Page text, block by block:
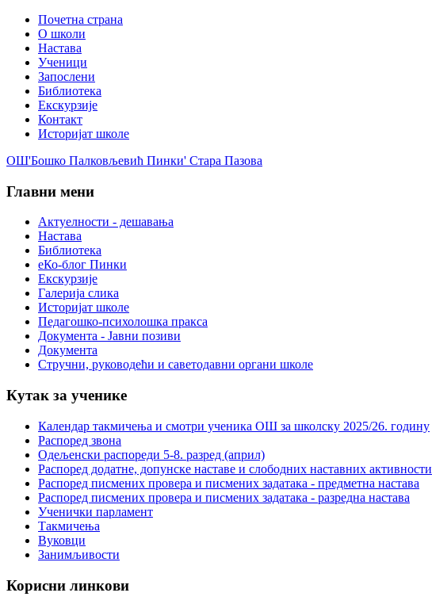
Почетна страна
О школи
Настава
Ученици
Запослени
Библиотека
Екскурзије
Контакт
Историјат школе
ОШ'Бошко Палковљевић Пинки' Стара Пазова
Главни мени
Актуелности - дешавања
Настава
Библиотека
еКо-блог Пинки
Екскурзије
Галерија слика
Историјат школе
Педагошко-психолошка пракса
Документа - Јавни позиви
Документа
Стручни, руководећи и саветодавни органи школе
Кутак за ученике
Календар такмичења и смотри ученика ОШ за школску 2025/26. годину
Распоред звона
Одељенски распореди 5-8. разред (април)
Распоред додатне, допунске наставе и слободних наставних активности
Распоред писмених провера и писмених задатака - предметна настава
Распоред писмених провера и писмених задатака - разредна настава
Ученички парламент
Такмичења
Вуковци
Занимљивости
Корисни линкови